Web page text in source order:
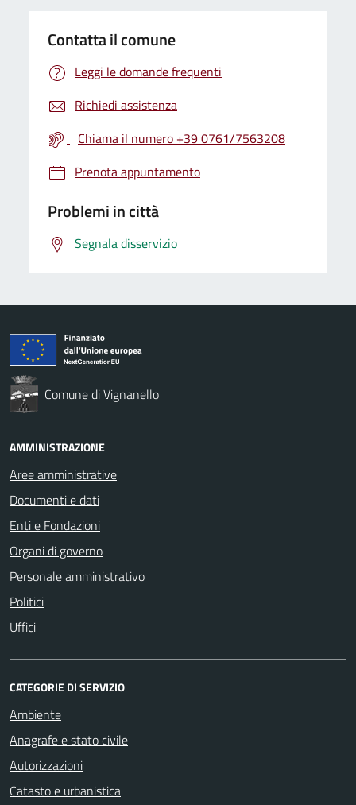
Contatta il comune
Leggi le domande frequenti
Richiedi assistenza
Chiama il numero +39 0761/7563208
Prenota appuntamento
Problemi in città
Segnala disservizio
Comune di Vignanello
AMMINISTRAZIONE
Aree amministrative
Documenti e dati
Enti e Fondazioni
Organi di governo
Personale amministrativo
Politici
Uffici
CATEGORIE DI SERVIZIO
Ambiente
Anagrafe e stato civile
Autorizzazioni
Catasto e urbanistica